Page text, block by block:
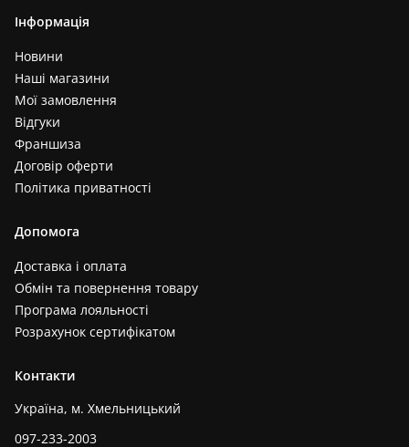
Інформація
Новини
Наші магазини
Мої замовлення
Відгуки
Франшиза
Договір оферти
Політика приватності
Допомога
Доставка і оплата
Обмін та повернення товару
Програма лояльності
Розрахунок сертифікатом
Контакти
Україна, м. Хмельницький
097-233-2003